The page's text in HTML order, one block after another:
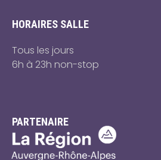
HORAIRES SALLE
Tous les jours
6h à 23h non-stop
PARTENAIRE